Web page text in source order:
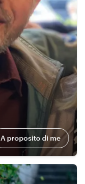
A proposito di me